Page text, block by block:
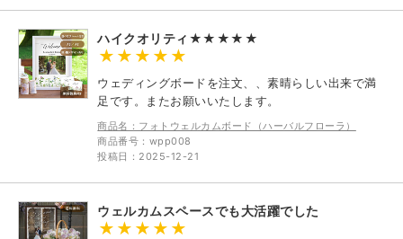
ハイクオリティ★★★★★
ウェディングボードを注文、、素晴らしい出来で満
足です。またお願いいたします。
商品名：フォトウェルカムボード（ハーバルフローラ）
商品番号：wpp008
投稿日：2025-12-21
ウェルカムスペースでも大活躍でした